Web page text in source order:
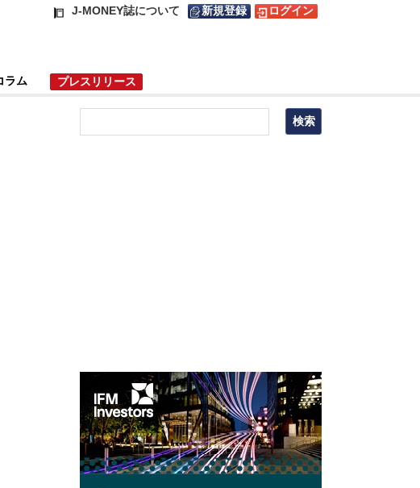
J-MONEY誌について 新規登録 ログイン
ラム プレスリリース